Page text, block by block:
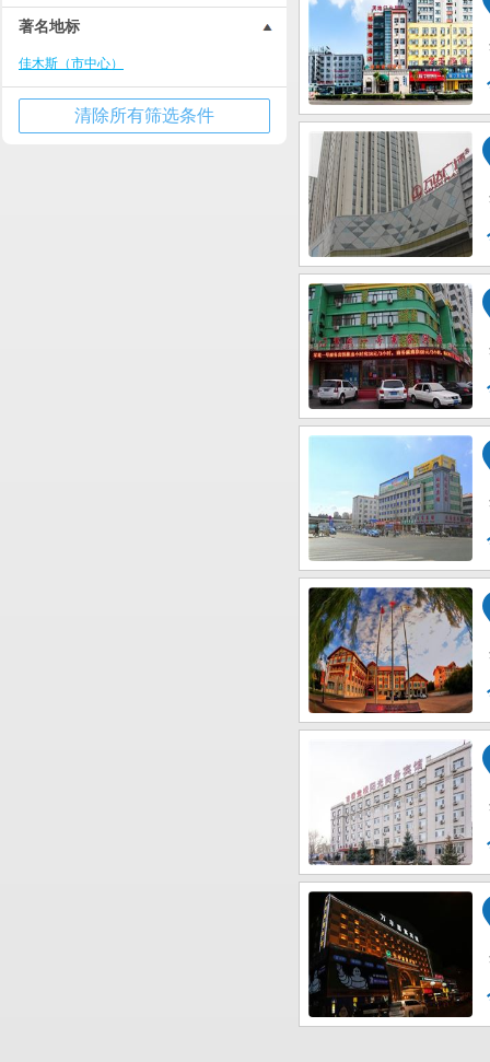
著名地标
佳木斯（市中心）
清除所有筛选条件